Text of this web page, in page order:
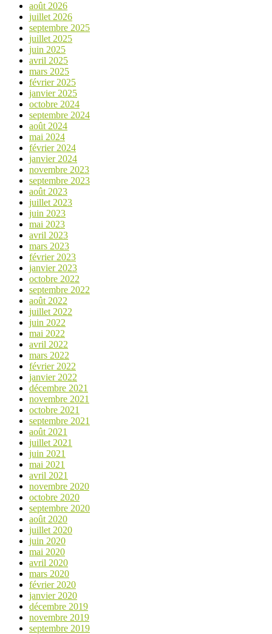
août 2026
juillet 2026
septembre 2025
juillet 2025
juin 2025
avril 2025
mars 2025
février 2025
janvier 2025
octobre 2024
septembre 2024
août 2024
mai 2024
février 2024
janvier 2024
novembre 2023
septembre 2023
août 2023
juillet 2023
juin 2023
mai 2023
avril 2023
mars 2023
février 2023
janvier 2023
octobre 2022
septembre 2022
août 2022
juillet 2022
juin 2022
mai 2022
avril 2022
mars 2022
février 2022
janvier 2022
décembre 2021
novembre 2021
octobre 2021
septembre 2021
août 2021
juillet 2021
juin 2021
mai 2021
avril 2021
novembre 2020
octobre 2020
septembre 2020
août 2020
juillet 2020
juin 2020
mai 2020
avril 2020
mars 2020
février 2020
janvier 2020
décembre 2019
novembre 2019
septembre 2019